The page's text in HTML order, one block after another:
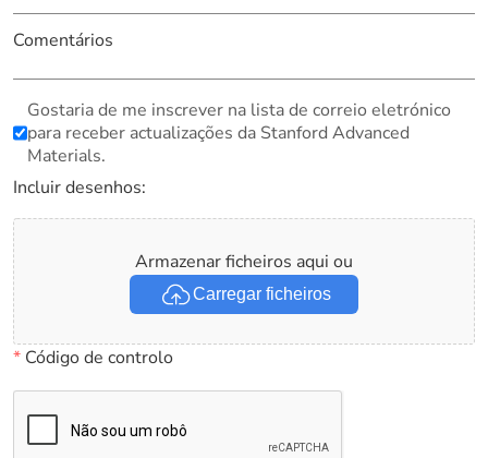
Comentários
Gostaria de me inscrever na lista de correio eletrónico
para receber actualizações da Stanford Advanced
Materials.
Incluir desenhos:
Armazenar ficheiros aqui ou
Carregar ficheiros
*Código de controlo